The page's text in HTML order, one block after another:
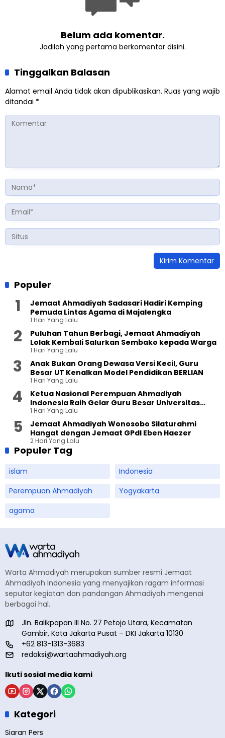
Belum ada komentar.
Jadilah yang pertama berkomentar disini.
Tinggalkan Balasan
Alamat email Anda tidak akan dipublikasikan. Ruas yang wajib
ditandai *
Populer
Jemaat Ahmadiyah Sadasari Hadiri Kemping
Pemuda Lintas Agama di Majalengka
1 Hari Yang Lalu
Puluhan Tahun Berbagi, Jemaat Ahmadiyah
Lolak Kembali Salurkan Sembako kepada Warga
1 Hari Yang Lalu
Anak Bukan Orang Dewasa Versi Kecil, Guru
Besar UT Kenalkan Model Pendidikan BERLIAN
1 Hari Yang Lalu
Ketua Nasional Perempuan Ahmadiyah
Indonesia Raih Gelar Guru Besar Universitas
Terbuka
1 Hari Yang Lalu
Jemaat Ahmadiyah Wonosobo Silaturahmi
Hangat dengan Jemaat GPdI Eben Haezer
2 Hari Yang Lalu
Populer Tag
islam
Indonesia
Perempuan Ahmadiyah
Yogyakarta
agama
Warta Ahmadiyah merupakan sumber resmi Jemaat
Ahmadiyah Indonesia yang menyajikan ragam informasi
seputar kegiatan dan pandangan Ahmadiyah mengenai
berbagai hal.
Jln. Balikpapan III No. 27 Petojo Utara, Kecamatan
Gambir, Kota Jakarta Pusat – DKI Jakarta 10130
+62 813-1313-3683
redaksi@wartaahmadiyah.org
Ikuti sosial media kami
Kategori
Siaran Pers